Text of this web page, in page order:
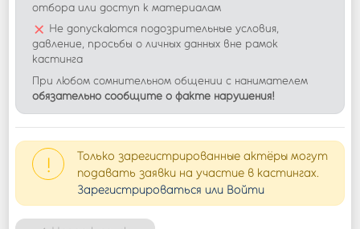
отбора или доступ к материалам
× Не допускаются подозрительные условия,
давление, просьбы о личных данных вне рамок
кастинга
При любом сомнительном общении с нанимателем
обязательно сообщите о факте нарушения!
!
Только зарегистрированные актёры могут
подавать заявки на участие в кастингах.
Зарегистрироваться или Войти